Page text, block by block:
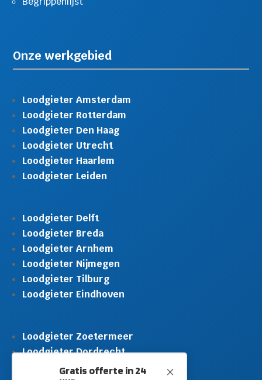
M
Gratis offerte in 24
Onze werkgebied
Loodgieter Amsterdam
Loodgieter Rotterdam
Loodgieter Den Haag
Loodgieter Utrecht
Loodgieter Haarlem
Loodgieter Leiden
Loodgieter Delft
Loodgieter Breda
Loodgieter Arnhem
Loodgieter Nijmegen
Loodgieter Tilburg
Loodgieter Eindhoven
Loodgieter Zoetermeer
Loodgieter Dordrecht
Loodgieter Rijswijk